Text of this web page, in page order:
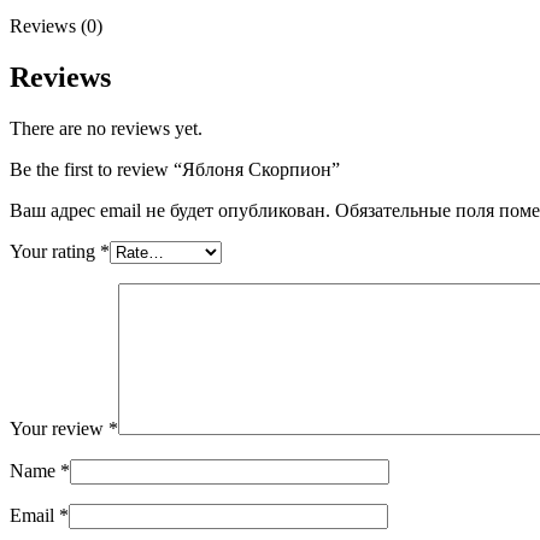
Reviews (0)
Reviews
There are no reviews yet.
Be the first to review “Яблоня Скорпион”
Ваш адрес email не будет опубликован. Обязательные поля
Your rating *
Your review *
Name *
Email *